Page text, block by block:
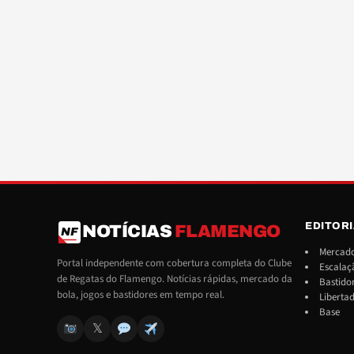
NF NOTÍCIAS FLAMENGO
Portal independente com cobertura completa do Clube
de Regatas do Flamengo. Notícias rápidas, mercado da
bola, jogos e bastidores em tempo real.
𝕏
Base